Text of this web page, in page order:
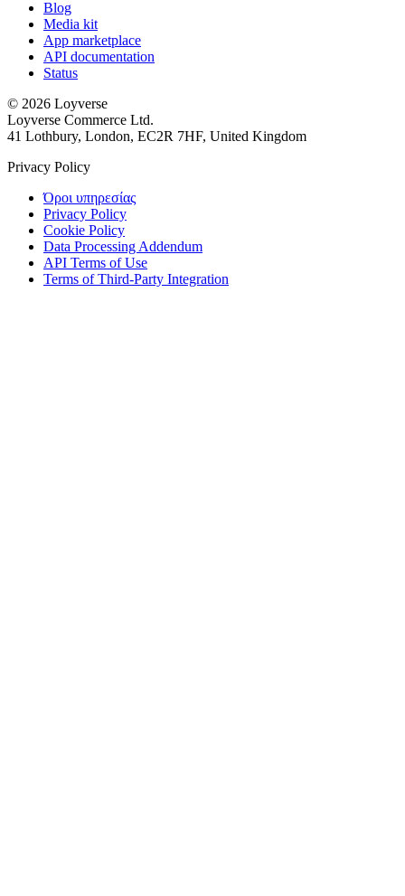
Blog
Media kit
App marketplace
API documentation
Status
© 2026 Loyverse
Loyverse Commerce Ltd.
41 Lothbury, London, EC2R 7HF, United Kingdom
Privacy Policy
Όροι υπηρεσίας
Privacy Policy
Cookie Policy
Data Processing Addendum
API Terms of Use
Terms of Third-Party Integration